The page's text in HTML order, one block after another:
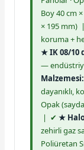
Boy 40 cm
× 195
koruma +
★ IK 08/10
—
Malzemesi:
dayanıklı,
Opak
| ✔ ★
zehirli gaz
Poliüretan